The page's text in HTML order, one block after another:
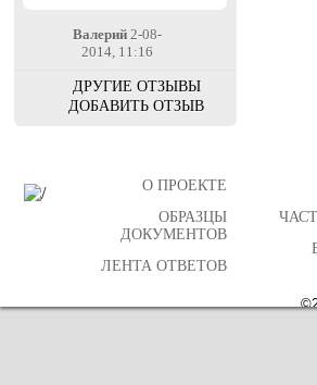
Валерий 2-08-
2014, 11:16
ДРУГИЕ ОТЗЫВЫ
ДОБАВИТЬ ОТЗЫВ
О ПРОЕКТЕ
ОБРАЗЦЫ
ДОКУМЕНТОВ
ЛЕНТА ОТВЕТОВ